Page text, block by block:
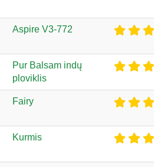
Aspire V3-772
Pur Balsam indų
ploviklis
Fairy
Kurmis